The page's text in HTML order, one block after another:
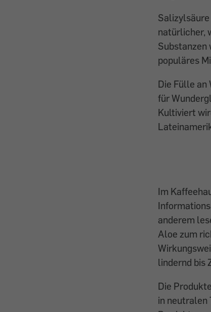
Salizylsäure
natürlicher,
Substanzen
populäres
Die Fülle an
für
Kultiviert
Im
anderem
Aloe zum
lindernd bis
Die
in neutralen